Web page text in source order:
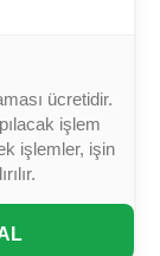
ücretidir.
işlem
işlemler, işin